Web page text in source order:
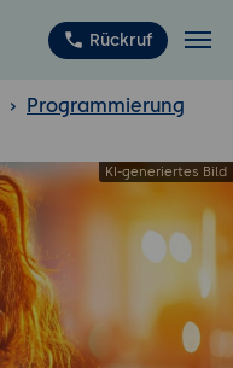
Rückruf
®
Programmierung